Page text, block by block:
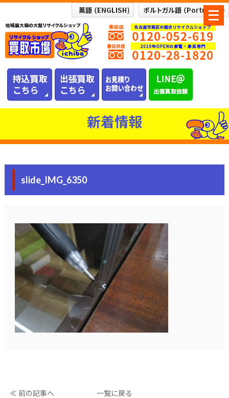
メ
ニ
ュ
ー
新着情報
slide_IMG_6350
≪ 前の記事へ 一覧に戻る